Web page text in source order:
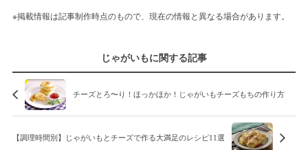
※掲載情報は記事制作時点のもので、現在の情報と異なる場合があります。
じゃがいもに関する記事
チーズとろ〜り！ほっかほか！じゃがいもチーズもちの作り方
【調理時間別】じゃがいもとチーズで作る大満足のレシピ11選